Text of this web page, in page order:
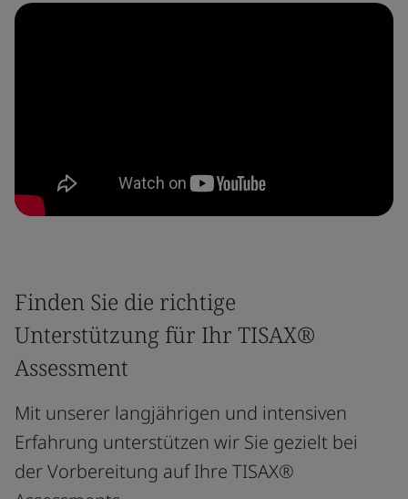
Finden Sie die richtige
Unterstützung für Ihr TISAX®
Assessment
Mit unserer langjährigen und intensiven
Erfahrung unterstützen wir Sie gezielt bei
der Vorbereitung auf Ihre TISAX®